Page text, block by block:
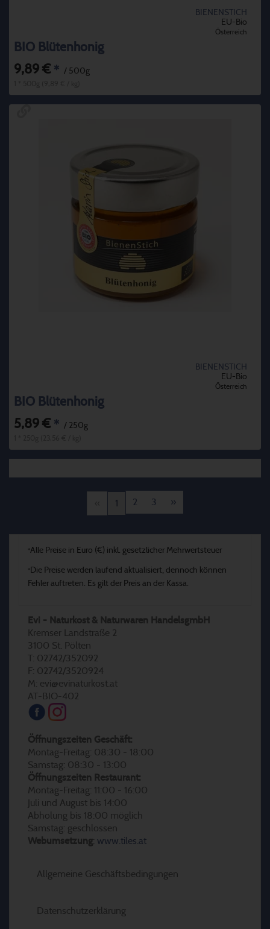
BIENENSTICH
EU-Bio
Österreich
BIO Blütenhonig
9,89 € * / 500g
BIENENSTICH
EU-Bio
Österreich
BIO Blütenhonig
5,89 € * / 250g
1 2 3 »
*Alle Preise in Euro (€) inkl. gesetzlicher Mehrwertsteuer
* Die Preise werden laufend aktualisiert, dennoch können
Fehler auftreten. Es gilt der Preis an der Kassa.
Evi - Naturkost & Naturwaren HandelsgmbH
Kremser Landstraße 2
3100 St. Pölten
T: 02742/352092
F: 02742/3520924
M: evi@evinaturkost.at
AT-BIO-402
Öffnungszeiten Geschäft:
Montag-Freitag: 08:30 - 18:00
Samstag: 08:30 - 13:00
Öffnungszeiten Restaurant:
Montag-Freitag: 11:00 - 16:00
Juli und August bis 14:00
Abholung bis 18:00 möglich
Samstag: geschlossen
Webumsetzung: www.tiles.at
Allgemeine Geschäftsbedingungen
Datenschutzerklärung